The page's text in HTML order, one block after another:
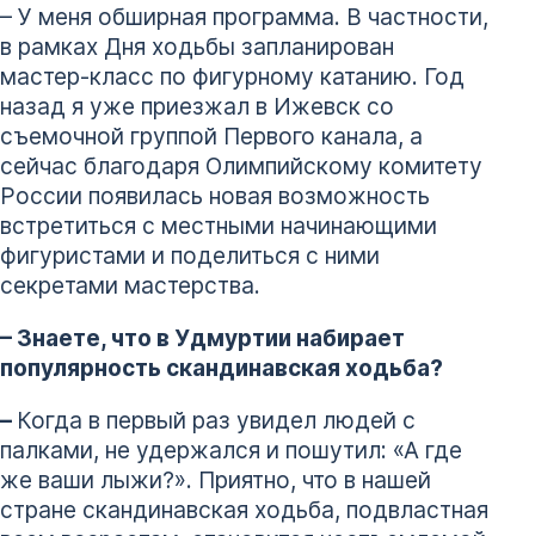
– У меня обширная программа. В частности,
в рамках Дня ходьбы запланирован
мастер-класс по фигурному катанию. Год
назад я уже приезжал в Ижевск со
съемочной группой Первого канала, а
сейчас благодаря Олимпийскому комитету
России появилась новая возможность
встретиться с местными начинающими
фигуристами и поделиться с ними
секретами мастерства.
– Знаете, что в Удмуртии набирает
популярность скандинавская ходьба?
– Когда в первый раз увидел людей с
палками, не удержался и пошутил: «А где
же ваши лыжи?». Приятно, что в нашей
стране скандинавская ходьба, подвластная